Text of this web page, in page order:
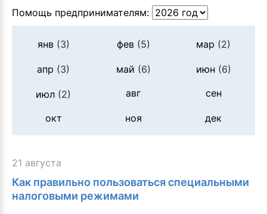
Помощь предпринимателям:
янв(3) фев(5) мар (2)
апр (3) май (6) июн (6)
июл (2) авг сен
окт ноя дек
21 августа
Как правильно пользоваться специальными
налоговыми режимами